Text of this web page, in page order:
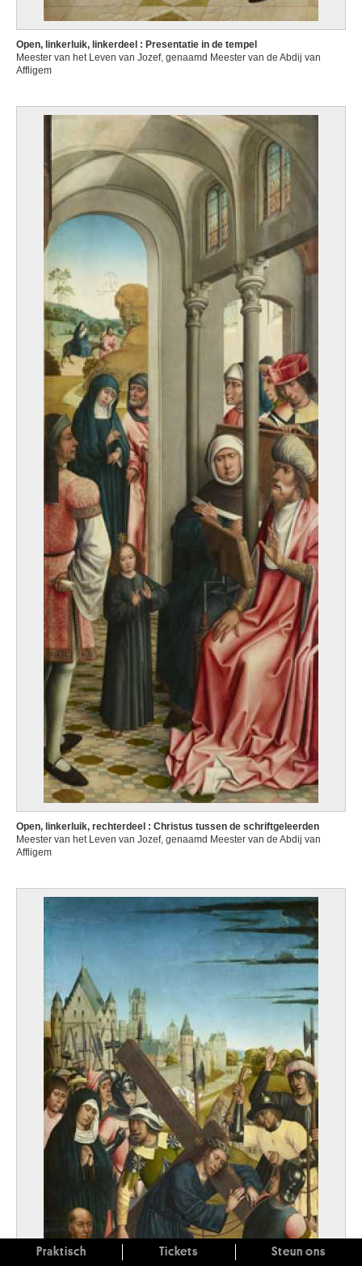
Open, linkerluik, linkerdeel : Presentatie in de tempel
Meester van het Leven van Jozef, genaamd Meester van de Abdij van
Affligem
Open, linkerluik, rechterdeel : Christus tussen de schriftgeleerden
Meester van het Leven van Jozef, genaamd Meester van de Abdij van
Affligem
Praktisch Tickets Steun ons